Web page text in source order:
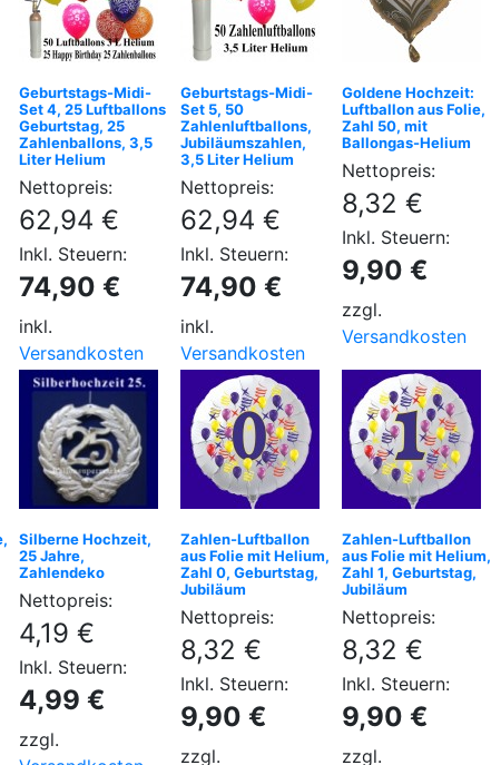
Geburtstags-Midi-
Set 4, 25 Luftballons
Geburtstag, 25
Zahlenballons, 3,5
Liter Helium
Nettopreis:
62,94 €
Inkl. Steuern:
74,90 €
inkl.
Versandkosten
Geburtstags-Midi-
Set 5, 50
Zahlenluftballons,
Jubiläumszahlen,
3,5 Liter Helium
Nettopreis:
62,94 €
Inkl. Steuern:
74,90 €
inkl.
Versandkosten
Goldene Hochzeit:
Luftballon aus Folie,
Zahl 50, mit
Ballongas-Helium
Nettopreis:
8,32 €
Inkl. Steuern:
9,90 €
zzgl.
Versandkosten
Silberne Hochzeit,
25 Jahre,
Zahlendeko
Nettopreis:
4,19 €
Inkl. Steuern:
4,99 €
zzgl.
Zahlen-Luftballon
aus Folie mit Helium,
Zahl 0, Geburtstag,
Jubiläum
Nettopreis:
8,32 €
Inkl. Steuern:
9,90 €
zzgl.
Zahlen-Luftballon
aus Folie mit Helium,
Zahl 1, Geburtstag,
Jubiläum
Nettopreis:
8,32 €
Inkl. Steuern:
9,90 €
zzgl.